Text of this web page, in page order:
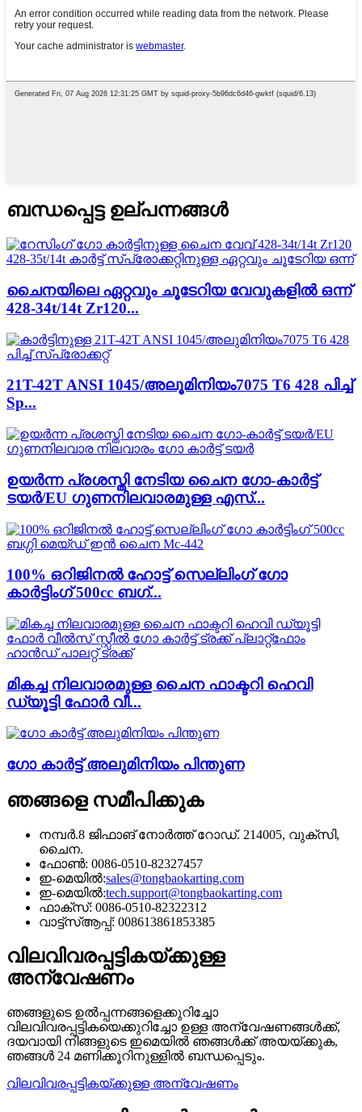
ബന്ധപ്പെട്ട ഉല്പന്നങ്ങൾ
ചൈനയിലെ ഏറ്റവും ചൂടേറിയ വേവുകളിൽ ഒന്ന്
428-34t/14t Zr120...
21T-42T ANSI 1045/അലൂമിനിയം7075 T6 428 പിച്ച്
Sp...
ഉയർന്ന പ്രശസ്തി നേടിയ ചൈന ഗോ-കാർട്ട്
ടയർ/EU ഗുണനിലവാരമുള്ള എസ്...
100% ഒറിജിനൽ ഹോട്ട് സെല്ലിംഗ് ഗോ
കാർട്ടിംഗ് 500cc ബഗ്...
മികച്ച നിലവാരമുള്ള ചൈന ഫാക്ടറി ഹെവി
ഡ്യൂട്ടി ഫോർ വീ...
ഗോ കാർട്ട് അലുമിനിയം പിന്തുണ
ഞങ്ങളെ സമീപിക്കുക
നമ്പർ.8 ജിഫാങ് നോർത്ത് റോഡ്. 214005, വുക്സി,
ചൈന.
ഫോൺ: 0086-0510-82327457
ഇ-മെയിൽ:sales@tongbaokarting.com
ഇ-മെയിൽ:tech.support@tongbaokarting.com
ഫാക്സ്: 0086-0510-82322312
വാട്ട്‌സ്ആപ്പ്: 008613861853385
വിലവിവരപ്പട്ടികയ്ക്കുള്ള
അന്വേഷണം
ഞങ്ങളുടെ ഉൽപ്പന്നങ്ങളെക്കുറിച്ചോ
വിലവിവരപ്പട്ടികയെക്കുറിച്ചോ ഉള്ള അന്വേഷണങ്ങൾക്ക്,
ദയവായി നിങ്ങളുടെ ഇമെയിൽ ഞങ്ങൾക്ക് അയയ്ക്കുക,
ഞങ്ങൾ 24 മണിക്കൂറിനുള്ളിൽ ബന്ധപ്പെടും.
വിലവിവരപ്പട്ടികയ്ക്കുള്ള അന്വേഷണം